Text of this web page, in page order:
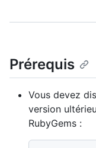
Prérequis
Vous devez
version
RubyGems :